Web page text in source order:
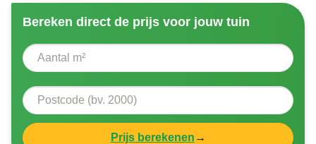
Bereken direct de prijs voor jouw tuin
Prijs berekenen →